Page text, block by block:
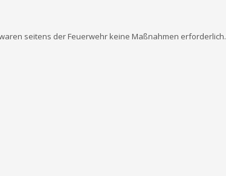
seitens der Feuerwehr keine Maßnahmen erforderlich.